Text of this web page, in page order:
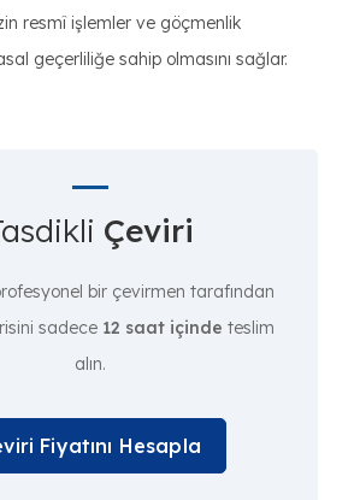
resmî işlemler ve göçmenlik
geçerliliğe sahip olmasını sağlar.
Çeviri
bir çevirmen tarafından
sadece 12 saat içinde teslim
alın.
Fiyatını Hesapla